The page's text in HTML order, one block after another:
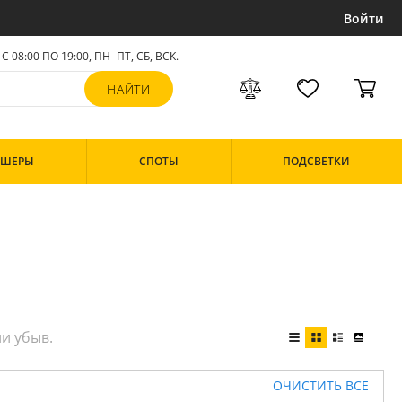
Войти
С 08:00 ПО 19:00, ПН- ПТ, СБ, ВСК.
СПОТЫ ПОДСВЕТКИ
ОЧИСТИТЬ ВСЕ